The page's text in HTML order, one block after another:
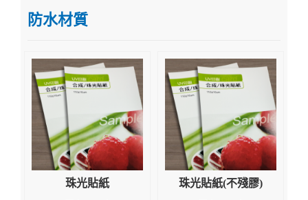
防水材質
珠光貼紙 珠光貼紙(不殘膠)